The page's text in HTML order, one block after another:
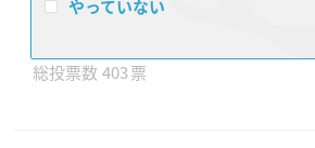
やっていない
403